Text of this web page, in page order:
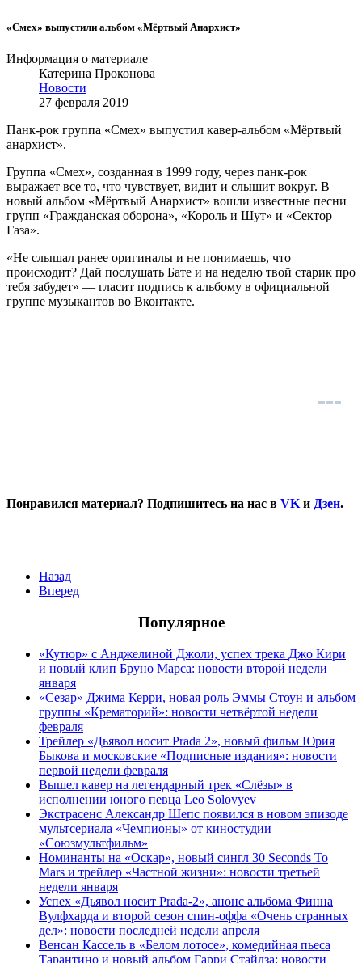
«Смех» выпустили альбом «Мёртвый Анархист»
Информация о материале
Катерина Проконова
Новости
27 февраля 2019
Панк-рок группа «Смех» выпустил кавер-альбом «Мёртвый
анархист».
Группа «Смех», созданная в 1999 году, через панк-рок
выражает все то, что чувствует, видит и слышит вокруг. В
новый альбом «Мёртвый Анархист» вошли известные песни
групп «Гражданская оборона», «Король и Шут» и «Сектор
Газа».
«Не слышал ранее оригиналы и не понимаешь, что
происходит? Дай послушать Бате и на неделю твой старик про
тебя забудет» — гласит подпись к альбому в официальной
группе музыкантов во Вконтакте.
Понравился материал? Подпишитесь на нас в VK и Дзен.
Назад
Вперед
Популярное
«Кутюр» с Анджелиной Джоли, успех трека Джо Кири
и новый клип Бруно Марса: новости второй недели
января
«Сезар» Джима Керри, новая роль Эммы Стоун и альбом
группы «Крематорий»: новости четвёртой недели
февраля
Трейлер «Дьявол носит Prada 2», новый фильм Юрия
Быкова и московские «Подписные издания»: новости
первой недели февраля
Вышел кавер на легендарный трек «Слёзы» в
исполнении юного певца Leo Solovyev
Экстрасенс Александр Шепс появился в новом эпизоде
мультсериала «Чемпионы» от киностудии
«Союзмультфильм»
Номинанты на «Оскар», новый сингл 30 Seconds To
Mars и трейлер «Частной жизни»: новости третьей
недели января
Успех «Дьявол носит Prada-2», анонс альбома Финна
Вулфхарда и второй сезон спин-оффа «Очень странных
дел»: новости последней недели апреля
Венсан Кассель в «Белом лотосе», комедийная пьеса
Тарантино и новый альбом Гарри Стайлза: новости